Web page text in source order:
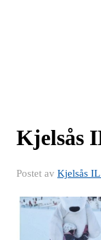
Kjelsås
Postet av Kjelsås